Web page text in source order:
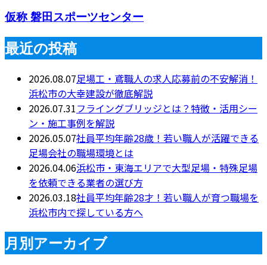
仮称 磐田スポーツセンター
最近の投稿
2026.08.07足場工・鳶職人の求人応募前の不安解消！
浜松市の大幸建設が徹底解説
2026.07.31フライングブリッジとは？特徴・活用シー
ン・施工事例を解説
2026.05.07社員平均年齢28歳！若い職人が活躍できる
足場会社の職場環境とは
2026.04.06浜松市・東海エリアで大型足場・特殊足場
を依頼できる業者の選び方
2026.03.18社員平均年齢28才！若い職人が育つ職場を
浜松市内で探している方へ
月別アーカイブ